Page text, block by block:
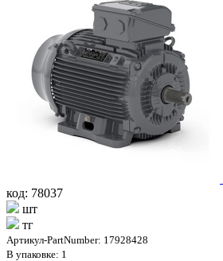
код: 78037
шт
тг
Артикул-PartNumber: 17928428
В упаковке: 1